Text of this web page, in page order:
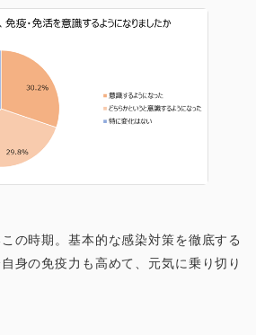
の時期。基本的な感染対策を徹底する
身の免疫力も高めて、元気に乗り切り